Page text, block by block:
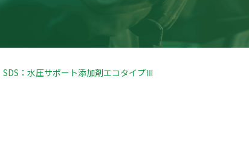
SDS：水圧サポート添加剤エコタイプⅢ